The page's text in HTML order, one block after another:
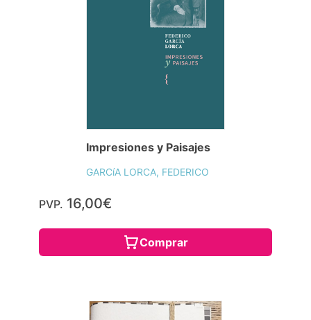
Impresiones y Paisajes
GARCíA LORCA, FEDERICO
PVP. 16,00€
Comprar